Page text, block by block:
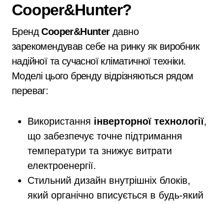
Cooper&Hunter?
БрендCooper&Hunterдавно
зарекомендував себе на ринку як виробник
надійної та сучасної кліматичної техніки.
Моделі цього бренду відрізняються рядом
переваг:
Використання інверторної технології,
що забезпечує точне підтримання
температури та знижує витрати
електроенергії.
Стильний дизайн внутрішніх блоків,
який органічно вписується в будь-який